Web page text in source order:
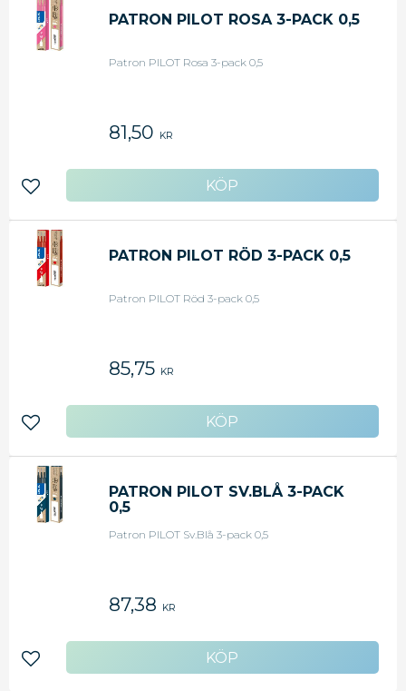
PATRON PILOT ROSA 3-PACK 0,5
Patron PILOT Rosa 3-pack 0,5
81,50 KR
Lägg till i favoriter
PATRON PILOT RÖD 3-PACK 0,5
Patron PILOT Röd 3-pack 0,5
85,75 KR
Lägg till i favoriter
PATRON PILOT SV.BLÅ 3-PACK
0,5
Patron PILOT Sv.Blå 3-pack 0,5
87,38 KR
Lägg till i favoriter